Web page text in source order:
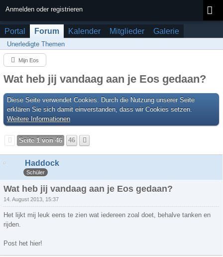
Anmelden oder registrieren
Portal Forum Kalender Mitglieder Galerie
Unerledigte Themen
Mijn Eos
Wat heb jij vandaag aan je Eos gedaan?
Diese Seite verwendet Cookies. Durch die Nutzung unserer Seite
erklären Sie sich damit einverstanden, dass wir Cookies setzen.
Weitere Informationen
Seite 1 von 46 46
Haddock
Schüler
Wat heb jij vandaag aan je Eos gedaan?
14. August 2013, 15:37
Het lijkt mij leuk eens te zien wat iedereen zoal doet, behalve tanken en
rijden.
Post het hier!